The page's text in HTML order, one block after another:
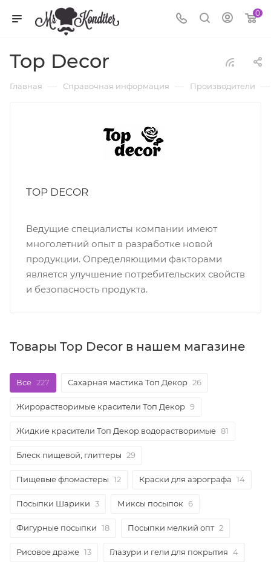
0
Top Decor
Главная — Справочная информация — Производители —
TOP DECOR
Ведущие специалисты компании имеют
многолетний опыт в разработке новой
продукции. Определяющими факторами
является улучшение потребительских свойств
и безопасность продукта.
Товары Top Decor в нашем магазине
Все 227 Сахарная мастика Топ Декор 26
Жирорастворимые красители Топ Декор 9
Жидкие красители Топ Декор водорастворимые 81
Блеск пищевой, глиттеры 29
Пищевые фломастеры 12 Краски для аэрографа 14
Посыпки Шарики 3 Миксы посыпок 6
Фигурные посыпки 18 Посыпки мелкий опт 2
Рисовое драже 13 Глазури и гели для покрытия 4